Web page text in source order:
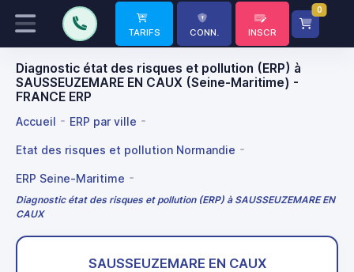
TARIFS CONN. INSCR
0
Diagnostic état des risques et pollution (ERP) à
SAUSSEUZEMARE EN CAUX (Seine-Maritime) -
FRANCE ERP
Accueil ERP par ville
Etat des risques et pollution Normandie
ERP Seine-Maritime
Diagnostic état des risques et pollution (ERP) à SAUSSEUZEMARE EN
CAUX
SAUSSEUZEMARE EN CAUX